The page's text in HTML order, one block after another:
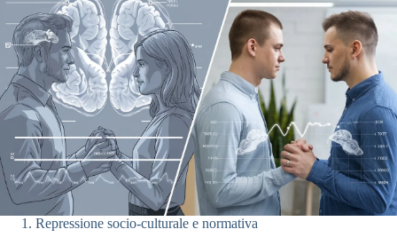
Repressione socio-culturale e normativa